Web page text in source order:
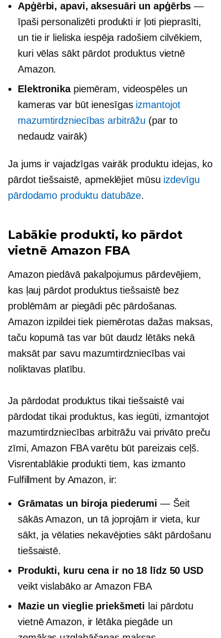
Apģērbi, apavi, aksesuāri un apģērbs —
īpaši personalizēti produkti ir ļoti pieprasīti,
un tie ir lieliska iespēja radošiem cilvēkiem,
kuri vēlas sākt pārdot produktus vietnē
Amazon.
Elektronikapiemēram, videospēles un
kameras var būt ienesīgas izmantojot
mazumtirdzniecības arbitrāžu (par to
nedaudz vairāk)
Ja jums ir vajadzīgas vairāk produktu idejas, ko
pārdot tiešsaistē, apmeklējiet mūsu izdevīgu
pārdodamo produktu datubāze.
Labākie produkti, ko pārdot
vietnē Amazon FBA
Amazon piedāvā pakalpojumus pārdevējiem,
kas ļauj pārdot produktus tiešsaistē bez
problēmām ar piegādi pēc pārdošanas.
Amazon izpildei tiek piemērotas dažas maksas,
taču kopumā tas var būt daudz lētāks nekā
maksāt par savu mazumtirdzniecības vai
noliktavas platību.
Ja pārdodat produktus tikai tiešsaistē vai
pārdodat tikai produktus, kas iegūti, izmantojot
mazumtirdzniecības arbitrāžu vai privāto preču
zīmi, Amazon FBA varētu būt pareizais ceļš.
Visrentablākie produkti tiem, kas izmanto
Fulfillment by Amazon, ir:
Grāmatas un biroja piederumi — Šeit
sākās Amazon, un tā joprojām ir vieta, kur
sākt, ja vēlaties nekavējoties sākt pārdošanu
tiešsaistē.
Produkti, kuru cena ir no 18 līdz 50 USD
veikt vislabāko ar Amazon FBA
Mazie un vieglie priekšmeti lai pārdotu
vietnē Amazon, ir lētāka piegāde un